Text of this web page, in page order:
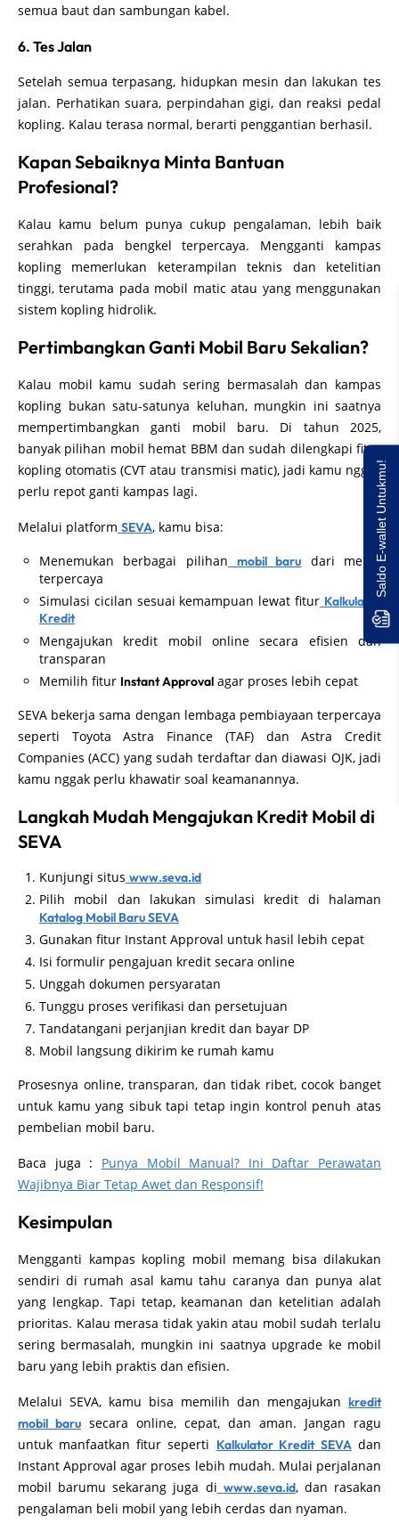
semua baut dan sambungan kabel.
6. Tes Jalan
Setelah semua terpasang, hidupkan mesin dan lakukan tes
jalan. Perhatikan suara, perpindahan gigi, dan reaksi pedal
kopling. Kalau terasa normal, berarti penggantian berhasil.
Kapan Sebaiknya Minta Bantuan
Profesional?
Kalau kamu belum punya cukup pengalaman, lebih baik
serahkan pada bengkel terpercaya. Mengganti kampas
kopling memerlukan keterampilan teknis dan ketelitian
tinggi, terutama pada mobil matic atau yang menggunakan
sistem kopling hidrolik.
Pertimbangkan Ganti Mobil Baru Sekalian?
Kalau mobil kamu sudah sering bermasalah dan kampas
kopling bukan satu-satunya keluhan, mungkin ini saatnya
mempertimbangkan ganti mobil baru. Di tahun 2025,
banyak pilihan mobil hemat BBM dan sudah dilengkapi fitur
kopling otomatis (CVT atau transmisi matic), jadi kamu nggak
perlu repot ganti kampas lagi.
Melalui platform SEVA, kamu bisa:
Menemukan berbagai pilihan
mobil baru dari merek
terpercaya
Simulasi cicilan sesuai kemampuan lewat fitur Kalkulator
Kredit
Mengajukan kredit mobil online secara efisien dan
transparan
Memilih fitur Instant Approval agar proses lebih cepat
SEVA bekerja sama dengan lembaga pembiayaan terpercaya
seperti Toyota Astra Finance (TAF) dan Astra Credit
Companies (ACC) yang sudah terdaftar dan diawasi OJK, jadi
kamu nggak perlu khawatir soal keamanannya.
Langkah Mudah Mengajukan Kredit Mobil di
SEVA
Kunjungi situs www.seva.id
Pilih mobil dan lakukan simulasi kredit di halaman
Katalog Mobil Baru SEVA
Gunakan fitur Instant Approval untuk hasil lebih cepat
Isi formulir pengajuan kredit secara online
Unggah dokumen persyaratan
Tunggu proses verifikasi dan persetujuan
Tandatangani perjanjian kredit dan bayar DP
Mobil langsung dikirim ke rumah kamu
Prosesnya online, transparan, dan tidak ribet, cocok banget
untuk kamu yang sibuk tapi tetap ingin kontrol penuh atas
pembelian mobil baru.
Baca juga : Punya Mobil Manual? Ini Daftar Perawatan
Wajibnya Biar Tetap Awet dan Responsif!
Kesimpulan
Mengganti kampas kopling mobil memang bisa dilakukan
sendiri di rumah asal kamu tahu caranya dan punya alat
yang lengkap. Tapi tetap, keamanan dan ketelitian adalah
prioritas. Kalau merasa tidak yakin atau mobil sudah terlalu
sering bermasalah, mungkin ini saatnya upgrade ke mobil
baru yang lebih praktis dan efisien.
Melalui SEVA, kamu bisa memilih dan mengajukan kredit
mobil baru secara online, cepat, dan aman. Jangan ragu
untuk manfaatkan fitur seperti Kalkulator Kredit SEVAdan
Instant Approval agar proses lebih mudah. Mulai perjalanan
mobil barumu sekarang juga di www.seva.id, dan rasakan
pengalaman beli mobil yang lebih cerdas dan nyaman.
Saldo E-wallet Untukmu!